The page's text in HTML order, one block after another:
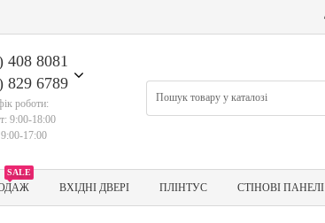
408 8081
829 6789
роботи:
9:00-18:00
17:00
SALE
ВХІДНІ ДВЕРІ ПЛІНТУС СТІНОВІ ПАНЕЛІ